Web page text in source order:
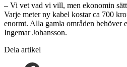
– Vi vet vad vi vill, men ekonomin
Varje meter ny kabel kostar ca 700
enormt. Alla gamla områden behöver
Ingemar Johansson.
Dela artikel